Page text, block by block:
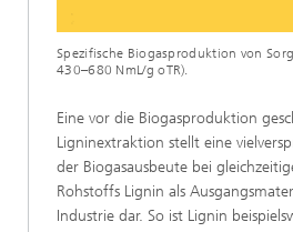
Spezifische Biogasproduktion von
430–680 NmL/g oTR).
Eine vor die Biogasproduktion
Ligninextraktion stellt eine
der Biogasausbeute bei
Rohstoffs Lignin als
Industrie dar. So ist Lignin